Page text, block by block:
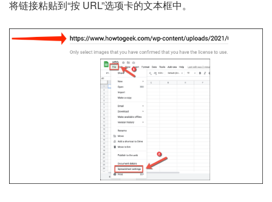
将链接粘贴到“按 URL”选项卡的文本框中。